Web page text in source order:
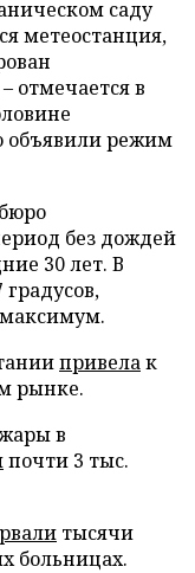
саду
метеостанция,
отмечается в
объявили режим
без дождей
30 лет. В
привелак
рынке.
в
почти 3 тыс.
тысячи
больницах.